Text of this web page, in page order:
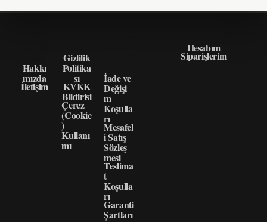
Hakkı
mızda
İletişim
Gizlilik
Politika
sı
KVKK
Bildirisi
Çerez
(Cookie
)
Kullanı
mı
İade ve
Değişi
m
Koşulla
rı
Mesafel
i Satış
Sözleş
mesi
Teslima
t
Koşulla
rı
Garanti
Şartları
Hesabım
Siparişlerim